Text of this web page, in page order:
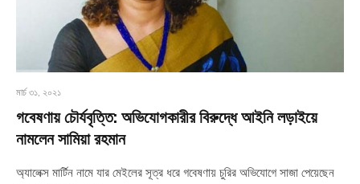
মার্চ ৩১, ২০২১
গবেষণায় চৌর্যবৃত্তি: অভিযোগকারীর বিরুদ্ধে আইনি লড়াইয়ে
নামলেন সামিয়া রহমান
অ্যালেক্স মার্টিন নামে যার মেইলের সূত্র ধরে গবেষণায় চুরির অভিযোগে সাজা পেয়েছেন